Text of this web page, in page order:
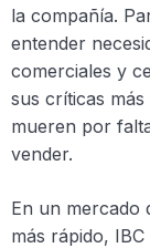
la compañía.
entender
comerciales y
sus críticas
mueren por
vender.
En un mercado
más rápido,